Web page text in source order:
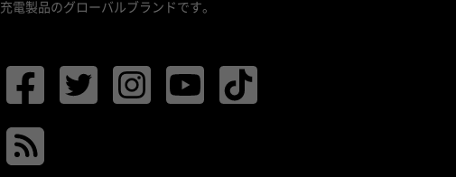
充電製品のグローバルブランドです。